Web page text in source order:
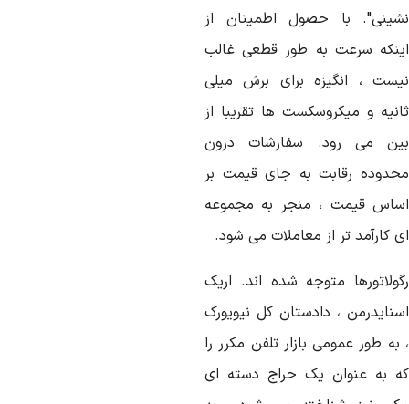
با حصول اطمینان از
سرعت به طور قطعی غالب
، انگیزه برای برش میلی
و میکروسکست ها تقریبا از
می رود. سفارشات درون
رقابت به جای قیمت بر
قیمت ، منجر به مجموعه
کارآمد تر از معاملات می شود.
متوجه شده اند. اریک
، دادستان کل نیویورک
به طور عمومی بازار تلفن مکرر را
به عنوان یک حراج دسته ای